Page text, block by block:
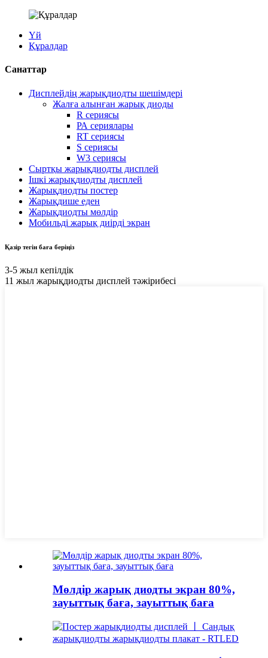
Үй
Құралдар
Санаттар
Дисплейдің жарықдиодты шешімдері
Жалға алынған жарық диоды
R сериясы
РА сериялары
RT сериясы
S сериясы
W3 сериясы
Сыртқы жарықдиодты дисплей
Ішкі жарықдиодты дисплей
Жарықдиодты постер
Жарықдише еден
Жарықдиодты мөлдір
Мобильді жарық диірді экран
Қазір тегін баға беріңіз
3-5 жыл кепілдік
11 жыл жарықдиодты дисплей тәжірибесі
Мөлдір жарық диодты экран 80%,
зауыттық баға, зауыттық баға